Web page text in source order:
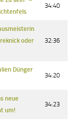
34:40
oder
32:36
Dünger
34:20
neue
um!
34:23